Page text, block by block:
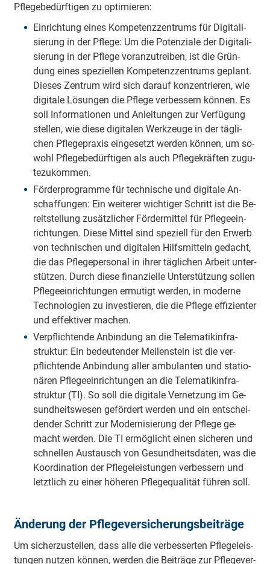
Pfle­ge­be­dürf­tigen zu op­ti­mie­ren:
Ein­rich­tung eines Kom­pe­tenz­zen­trums für Di­gi­ta­li­
sie­rung in der Pfle­ge: Um die Po­ten­zia­le der Di­gi­ta­li­
sie­rung in der Pfle­ge vor­an­zu­trei­ben, ist die Grün­
dung eines spe­zi­el­len Kom­pe­tenz­zen­trums ge­plant.
Die­ses Zen­trum wird sich dar­auf kon­zen­trie­ren, wie
di­gi­ta­le Lö­sun­gen die Pfle­ge ver­bes­sern kön­nen. Es
soll In­for­ma­tio­nen und An­lei­tun­gen zur Ver­fü­gung
stel­len, wie die­se di­gi­ta­len Werk­zeu­ge in der täg­li­
chen Pfle­ge­pra­xis ein­ge­setzt wer­den kön­nen, um so­
wohl Pfle­ge­be­dürf­ti­gen als auch Pfle­ge­kräf­ten zu­gu­
te­zu­kom­men.
För­der­pro­gram­me für tech­ni­sche und di­gi­ta­le An­
schaf­fun­gen: Ein wei­te­rer wich­ti­ger Schritt ist die Be­
reit­stel­lung zu­sätz­li­cher För­der­mit­tel für Pfle­ge­ein­
rich­tun­gen. Die­se Mit­tel sind spe­zi­ell für den Er­werb
von tech­ni­schen und di­gi­ta­len Hilfs­mit­teln ge­dacht,
die das Pfle­ge­per­so­nal in ih­rer täg­li­chen Ar­beit un­ter­
stüt­zen. Durch die­se fi­nan­ziel­le Un­ter­stüt­zung sol­len
Pfle­ge­ein­rich­tun­gen er­mu­tigt wer­den, in mo­der­ne
Tech­no­lo­gien zu in­ves­tie­ren, die die Pfle­ge ef­fi­zi­en­ter
und ef­fek­ti­ver ma­chen.
Ver­pflich­tende An­bin­dung an die Te­le­ma­tik­in­fra­
struk­tur: Ein be­deu­ten­der Mei­len­stein ist die ver­
pflich­tende An­bin­dung al­ler am­bu­lan­ten und sta­tio­
nä­ren Pfle­ge­ein­rich­tun­gen an die Te­le­ma­tik­in­fra­
struk­tur (TI). So soll die di­gi­ta­le Ver­net­zung im Ge­
sund­heits­we­sen ge­för­dert wer­den und ein ent­schei­
den­der Schritt zur Mo­der­ni­sie­rung der Pfle­ge ge­
macht wer­den. Die TI er­mög­licht einen si­che­ren und
schnel­len Aus­tausch von Ge­sund­heits­da­ten, was die
Ko­or­di­na­tion der Pfle­ge­leis­tun­gen ver­bes­sern und
letzt­lich zu einer hö­he­ren Pfle­ge­qua­li­tät füh­ren soll.
Än­de­rung der Pfle­ge­ver­si­che­rungs­bei­trä­ge
Um si­cher­zu­stel­len, dass al­le die ver­bes­ser­ten Pfle­ge­leis­
tun­gen nut­zen kön­nen, wer­den die Bei­trä­ge zur Pfle­ge­ver­